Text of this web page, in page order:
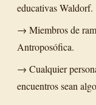
educativas Waldorf.
→ Miembros de
Antroposófica.
→ Cualquier
encuentros sean